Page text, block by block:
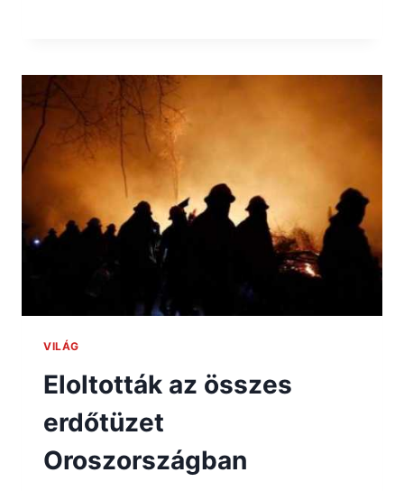
VILÁG
Eloltották az összes
erdőtüzet
Oroszországban